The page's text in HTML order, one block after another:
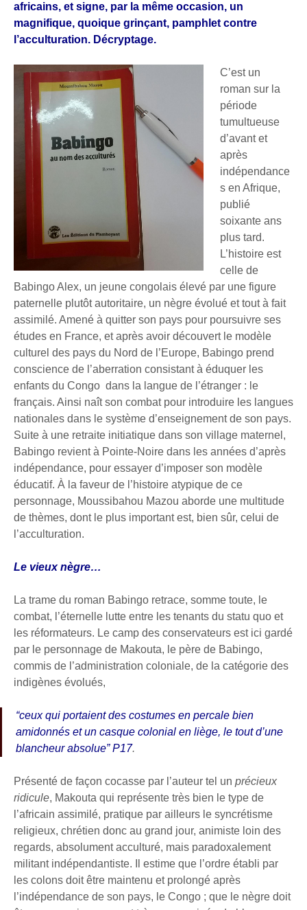
africains, et signe, par la même occasion, un
magnifique, quoique grinçant, pamphlet contre
l’acculturation. Décryptage.
C’est un
roman sur la
période
tumultueuse
d’avant et
après
indépendance
s en Afrique,
publié
soixante ans
plus tard.
L’histoire est
celle de
Babingo Alex, un jeune congolais élevé par une figure
paternelle plutôt autoritaire, un nègre évolué et tout à fait
assimilé. Amené à quitter son pays pour poursuivre ses
études en France, et après avoir découvert le modèle
culturel des pays du Nord de l’Europe, Babingo prend
conscience de l’aberration consistant à éduquer les
enfants du Congo dans la langue de l’étranger : le
français. Ainsi naît son combat pour introduire les langues
nationales dans le système d’enseignement de son pays.
Suite à une retraite initiatique dans son village maternel,
Babingo revient à Pointe-Noire dans les années d’après
indépendance, pour essayer d’imposer son modèle
éducatif. À la faveur de l’histoire atypique de ce
personnage, Moussibahou Mazou aborde une multitude
de thèmes, dont le plus important est, bien sûr, celui de
l’acculturation.
Le vieux nègre…
La trame du roman Babingo retrace, somme toute, le
combat, l’éternelle lutte entre les tenants du statu quo et
les réformateurs. Le camp des conservateurs est ici gardé
par le personnage de Makouta, le père de Babingo,
commis de l’administration coloniale, de la catégorie des
indigènes évolués,
“ceux qui portaient des costumes en percale bien
amidonnés et un casque colonial en liège, le tout d’une
blancheur absolue” P17.
Présenté de façon cocasse par l’auteur tel un précieux
ridicule, Makouta qui représente très bien le type de
l’africain assimilé, pratique par ailleurs le syncrétisme
religieux, chrétien donc au grand jour, animiste loin des
regards, absolument acculturé, mais paradoxalement
militant indépendantiste. Il estime que l’ordre établi par
les colons doit être maintenu et prolongé après
l’indépendance de son pays, le Congo ; que le nègre doit